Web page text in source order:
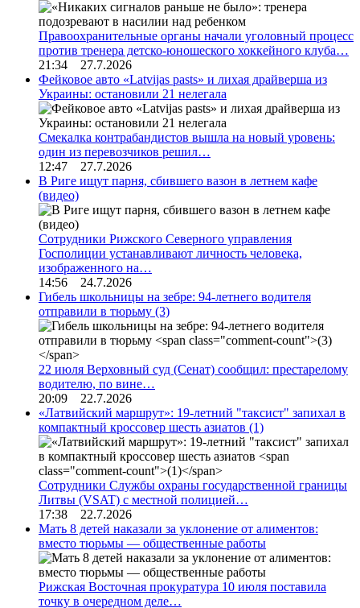
Правоохранительные органы начали уголовный процесс
против тренера детско-юношеского хоккейного клуба…
21:34 27.7.2026
Фейковое авто «Latvijas pasts» и лихая драйверша из
Украины: остановили 21 нелегала
Смекалка контрабандистов вышла на новый уровень:
один из перевозчиков решил…
12:47 27.7.2026
В Риге ищут парня, сбившего вазон в летнем кафе
(видео)
Сотрудники Рижского Северного управления
Госполиции устанавливают личность человека,
изображенного на…
14:56 24.7.2026
Гибель школьницы на зебре: 94-летнего водителя
отправили в тюрьму (3)
22 июля Верховный суд (Сенат) сообщил: престарелому
водителю, по вине…
20:09 22.7.2026
«Латвийский маршрут»: 19-летний "таксист" запихал в
компактный кроссовер шесть азиатов (1)
Сотрудники Службы охраны государственной границы
Литвы (VSAT) с местной полицией…
17:38 22.7.2026
Мать 8 детей наказали за уклонение от алиментов:
вместо тюрьмы — общественные работы
Рижская Восточная прокуратура 10 июля поставила
точку в очередном деле…